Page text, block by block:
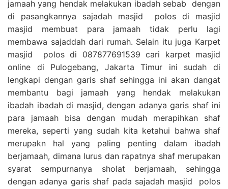
jamaah yang hendak melakukan ibadah sebab dengan
di pasangkannya sajadah masjid polos di masjid
masjid membuat para jamaah tidak perlu lagi
membawa sajaddah dari rumah. Selain itu juga Karpet
masjid polos di 087877691539 cari karpet masjid
online di Pulogebang, Jakarta Timur ini sudah di
lengkapi dengan garis shaf sehingga ini akan dangat
membantu bagi jamaah yang hendak melakukan
ibadah ibadah di masjid, dengan adanya garis shaf ini
para jamaah bisa dengan mudah merapihkan shaf
mereka, seperti yang sudah kita ketahui bahwa shaf
merupakn hal yang paling penting dalam ibadah
berjamaah, dimana lurus dan rapatnya shaf merupakan
syarat sempurnanya sholat berjamaah, sehingga
dengan adanya garis shaf pada sajadah masjid polos